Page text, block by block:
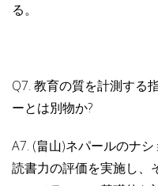
る。
Q7. 教育の質を計測する
ーとは別物か?
A7. (畠山)ネパールのナ
読書力の評価を実施し、